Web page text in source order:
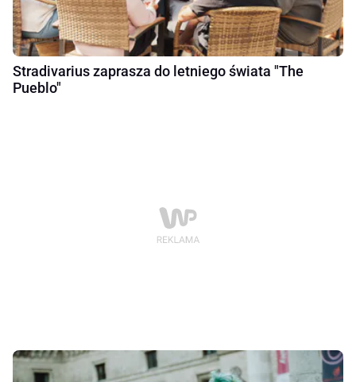
Stradivarius zaprasza do letniego świata "The
Pueblo"